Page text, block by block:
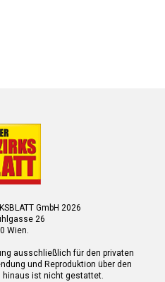
GmbH 2026
26
Wien.
ausschließlich für den privaten
und Reproduktion über den
hinaus ist nicht gestattet.